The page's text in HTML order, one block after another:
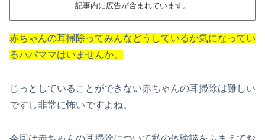
記事内に広告が含まれています。
赤ちゃんの耳掃除ってみんなどうしているか気になってい
るパパママはいませんか。
じっとしていることができない赤ちゃんの耳掃除は難しい
ですし非常に怖いですよね。